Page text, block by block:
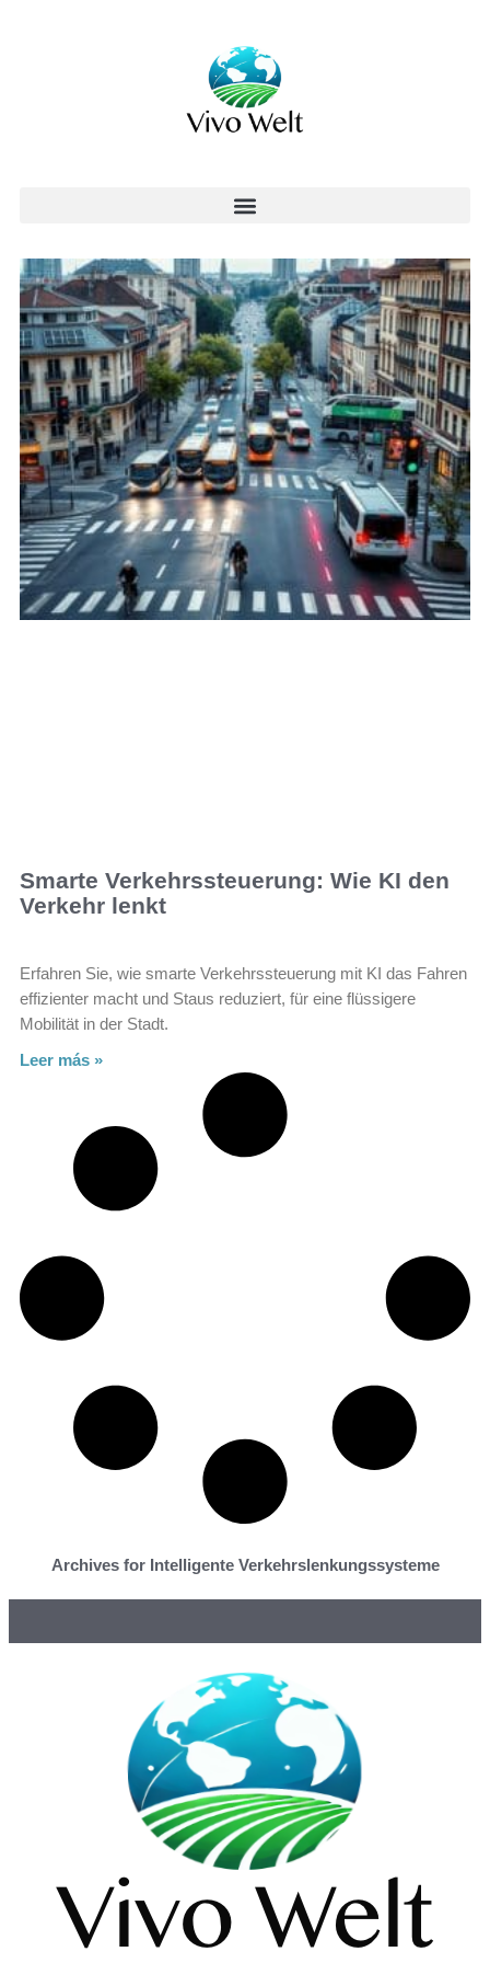
Smarte Verkehrssteuerung: Wie KI den
Verkehr lenkt
Erfahren Sie, wie smarte Verkehrssteuerung mit KI das Fahren
effizienter macht und Staus reduziert, für eine flüssigere
Mobilität in der Stadt.
Leer más »
Archives for Intelligente Verkehrslenkungssysteme